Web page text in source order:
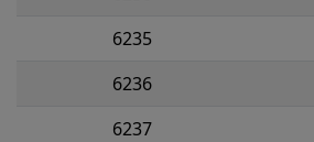
6235
6236
6237